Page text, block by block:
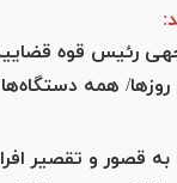
رئیس قوه
روزها/ همه
قصور و تقصیر